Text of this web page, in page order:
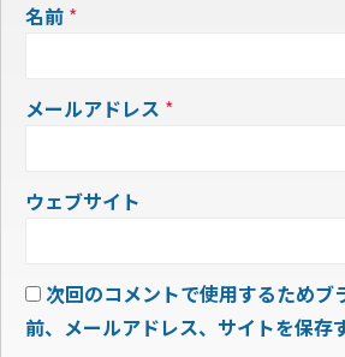
名前 *
メールアドレス *
ウェブサイト
次回のコメントで使用するためブ
前、メールアドレス、サイトを保存